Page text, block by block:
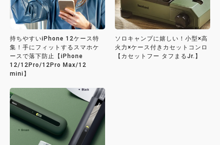
持ちやすいiPhone 12ケース特
集！手にフィットするスマホケ
ースで落下防止【iPhone
12/12Pro/12Pro Max/12
mini】
ソロキャンプに嬉しい！小型×高
火力×ケース付きカセットコンロ
【カセットフー タフまるJr.】